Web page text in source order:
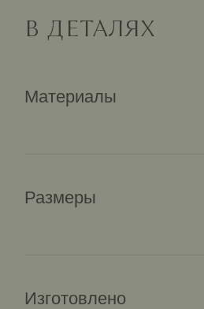
В ДЕТАЛЯХ
Материалы
Размеры
Изготовлено